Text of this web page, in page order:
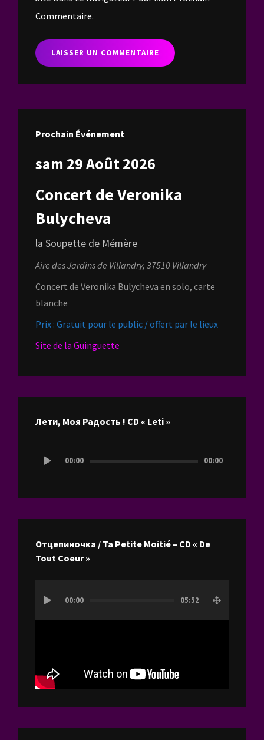
Commentaire.
Prochain Événement
sam 29 Août 2026
Concert de Veronika
Bulycheva
la Soupette de Mémère
Aire des Jardins de Villandry, 37510 Villandry
Concert de Veronika Bulycheva en solo, carte
blanche
Prix : Gratuit pour le public / offert par le lieux
Site de la Guinguette
Лети, Моя Радость ! CD « Leti »
audio
00:00 00:00
Отцепиночка / Ta Petite Moitié – CD « De
Tout Coeur »
vidéo
00:00 05:52